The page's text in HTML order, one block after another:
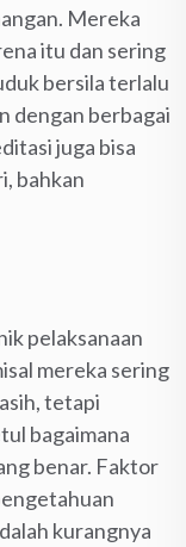
Mereka
itu dan sering
bersila terlalu
dengan berbagai
juga bisa
bahkan
pelaksanaan
mereka sering
tetapi
bagaimana
benar. Faktor
kurangnya